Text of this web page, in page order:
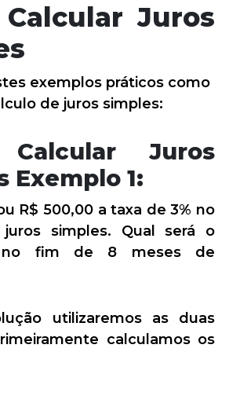
Calcular Juros
exemplos práticos como
de juros simples:
Calcular Juros
Exemplo 1:
R$ 500,00 a taxa de 3% no
simples. Qual será o
no fim de 8 meses de
utilizaremos as duas
calculamos os